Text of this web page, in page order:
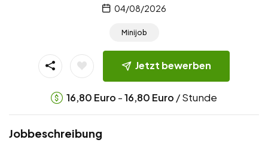
04/08/2026
Minijob
Jetzt bewerben
16,80 Euro -16,80 Euro / Stunde
Jobbeschreibung